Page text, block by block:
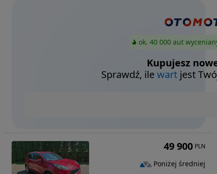
ok. 40 000 aut
Kupujesz
Sprawdź, ilewart jest
49 900 PLN
Poniżej średniej